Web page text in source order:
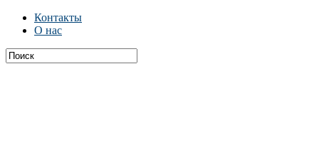
Контакты
О нас